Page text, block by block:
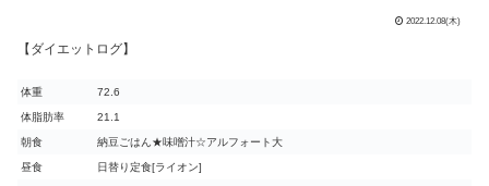
2022.12.08(木)
【ダイエットログ】
体重 72.6
体脂肪率 21.1
朝食 納豆ごはん★味噌汁☆アルフォート大
昼食 日替り定食[ライオン]